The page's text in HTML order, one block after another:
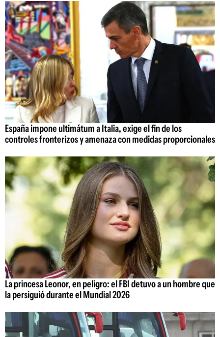
España impone ultimátum a Italia, exige el fin de los
controles fronterizos y amenaza con medidas proporcionales
La princesa Leonor, en peligro: el FBI detuvo a un hombre que
la persiguió durante el Mundial 2026